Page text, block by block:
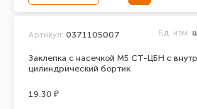
Заклепка с насечкой М5 СТ-ЦБН с
цилиндрический бортик
Артикул: 0371105007 Ед. изм.
19.30 ₽